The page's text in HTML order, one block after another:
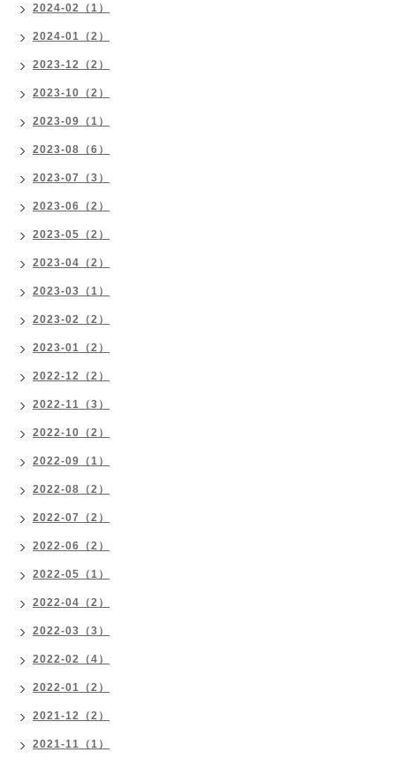
2024-02（1）
2024-01（2）
2023-12（2）
2023-10（2）
2023-09（1）
2023-08（6）
2023-07（3）
2023-06（2）
2023-05（2）
2023-04（2）
2023-03（1）
2023-02（2）
2023-01（2）
2022-12（2）
2022-11（3）
2022-10（2）
2022-09（1）
2022-08（2）
2022-07（2）
2022-06（2）
2022-05（1）
2022-04（2）
2022-03（3）
2022-02（4）
2022-01（2）
2021-12（2）
2021-11（1）